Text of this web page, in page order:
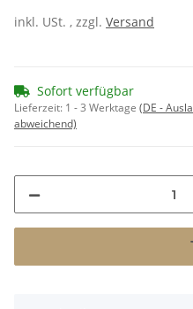
inkl. USt. , zzgl. Versand
Sofort verfügbar
Lieferzeit: 1 - 3 Werktage (DE -
abweichend)